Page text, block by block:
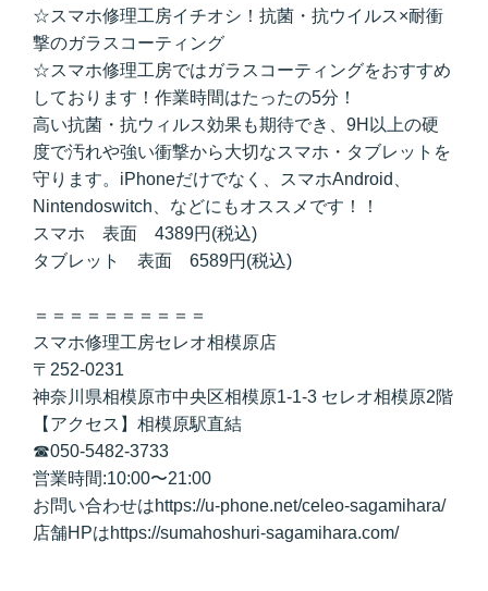
☆スマホ修理工房イチオシ！抗菌・抗ウイルス×耐衝
撃のガラスコーティング
☆スマホ修理工房ではガラスコーティングをおすすめ
しております！作業時間はたったの5分！
高い抗菌・抗ウィルス効果も期待でき、9H以上の硬
度で汚れや強い衝撃から大切なスマホ・タブレットを
守ります。iPhoneだけでなく、スマホAndroid、
Nintendoswitch、などにもオススメです！！
スマホ 表面 4389円(税込)
タブレット 表面 6589円(税込)
＝＝＝＝＝＝＝＝＝＝
スマホ修理工房セレオ相模原店
〒252-0231
神奈川県相模原市中央区相模原1-1-3 セレオ相模原2階
【アクセス】相模原駅直結
☎050-5482-3733
営業時間:10:00〜21:00
お問い合わせはhttps://u-phone.net/celeo-sagamihara/
店舗HPはhttps://sumahoshuri-sagamihara.com/